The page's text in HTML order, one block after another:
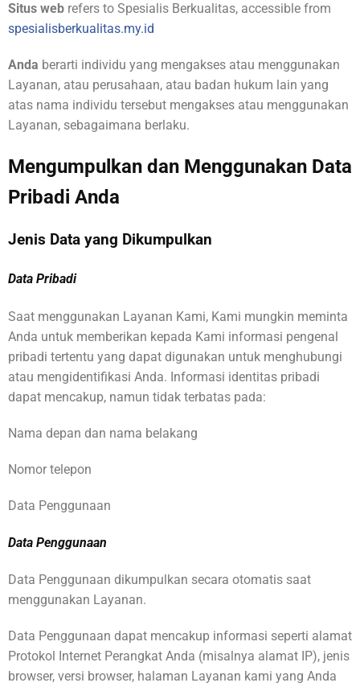
Situs web refers to Spesialis Berkualitas, accessible from
spesialisberkualitas.my.id
Anda berarti individu yang mengakses atau menggunakan
Layanan, atau perusahaan, atau badan hukum lain yang
atas nama individu tersebut mengakses atau menggunakan
Layanan, sebagaimana berlaku.
Mengumpulkan dan Menggunakan Data
Pribadi Anda
Jenis Data yang Dikumpulkan
Data Pribadi
Saat menggunakan Layanan Kami, Kami mungkin meminta
Anda untuk memberikan kepada Kami informasi pengenal
pribadi tertentu yang dapat digunakan untuk menghubungi
atau mengidentifikasi Anda. Informasi identitas pribadi
dapat mencakup, namun tidak terbatas pada:
Nama depan dan nama belakang
Nomor telepon
Data Penggunaan
Data Penggunaan
Data Penggunaan dikumpulkan secara otomatis saat
menggunakan Layanan.
Data Penggunaan dapat mencakup informasi seperti alamat
Protokol Internet Perangkat Anda (misalnya alamat IP), jenis
browser, versi browser, halaman Layanan kami yang Anda